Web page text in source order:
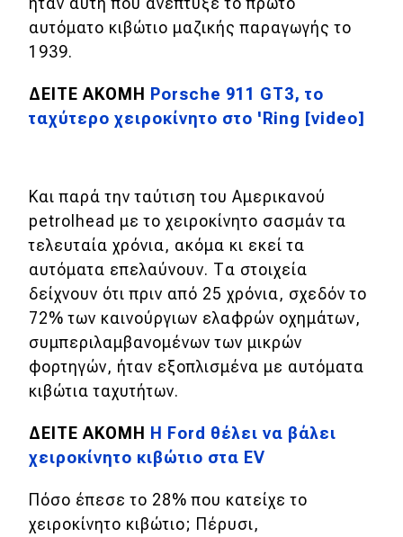
αυτόματο κιβώτιο μαζικής παραγωγής το
1939.
ΔΕΙΤΕ ΑΚΟΜΗ Porsche 911 GT3, το
ταχύτερο χειροκίνητο στο 'Ring [video]
Και παρά την ταύτιση του Αμερικανού
petrolhead με το χειροκίνητο σασμάν τα
τελευταία χρόνια, ακόμα κι εκεί τα
αυτόματα επελαύνουν. Τα στοιχεία
δείχνουν ότι πριν από 25 χρόνια, σχεδόν το
72% των καινούργιων ελαφρών οχημάτων,
συμπεριλαμβανομένων των μικρών
φορτηγών, ήταν εξοπλισμένα με αυτόματα
κιβώτια ταχυτήτων.
ΔΕΙΤΕ ΑΚΟΜΗ Η Ford θέλει να βάλει
χειροκίνητο κιβώτιο στα EV
Πόσο έπεσε το 28% που κατείχε το
χειροκίνητο κιβώτιο; Πέρυσι,